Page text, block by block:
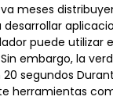
meses
desarrollar
puede utilizar
embargo, la
20 segundos
herramientas